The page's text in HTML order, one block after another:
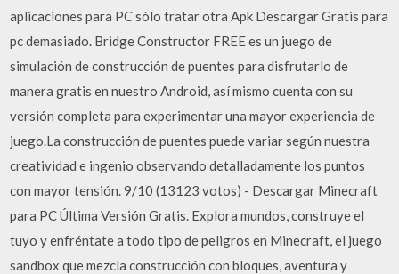
aplicaciones para PC sólo tratar otra Apk Descargar Gratis para
pc demasiado. Bridge Constructor FREE es un juego de
simulación de construcción de puentes para disfrutarlo de
manera gratis en nuestro Android, así mismo cuenta con su
versión completa para experimentar una mayor experiencia de
juego.La construcción de puentes puede variar según nuestra
creatividad e ingenio observando detalladamente los puntos
con mayor tensión. 9/10 (13123 votos) - Descargar Minecraft
para PC Última Versión Gratis. Explora mundos, construye el
tuyo y enfréntate a todo tipo de peligros en Minecraft, el juego
sandbox que mezcla construcción con bloques, aventura y